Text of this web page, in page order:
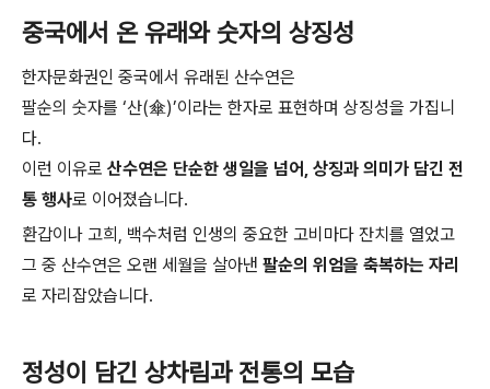
중국에서 온 유래와 숫자의 상징성
한자문화권인 중국에서 유래된 산수연은
팔순의 숫자를 ‘산(傘)’이라는 한자로 표현하며 상징성을 가집니
다.
이런 이유로 산수연은 단순한 생일을 넘어, 상징과 의미가 담긴 전
통 행사로 이어졌습니다.
환갑이나 고희, 백수처럼 인생의 중요한 고비마다 잔치를 열었고
그 중 산수연은 오랜 세월을 살아낸 팔순의 위엄을 축복하는 자리
로 자리잡았습니다.
정성이 담긴 상차림과 전통의 모습